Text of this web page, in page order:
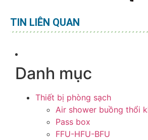
TIN LIÊN QUAN
Danh mục
Thiết bị phòng sạch
Air shower buồng thổi
Pass box
FFU-HFU-BFU